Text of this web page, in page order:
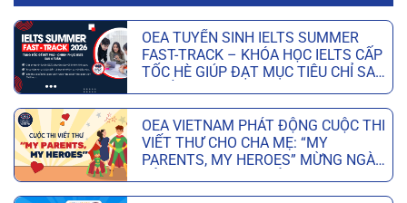
OEA TUYỂN SINH IELTS SUMMER
FAST-TRACK – KHÓA HỌC IELTS CẤP
TỐC HÈ GIÚP ĐẠT MỤC TIÊU CHỈ SAU
6 TUẦN
OEA VIETNAM PHÁT ĐỘNG CUỘC THI
VIẾT THƯ CHO CHA MẸ: “MY
PARENTS, MY HEROES” MỪNG NGÀY
CỦA CHA VÀ NGÀY CỦA MẸ